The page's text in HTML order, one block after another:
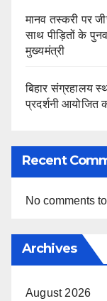
मानव तस्करी पर
साथ पीड़ितों के
मुख्यमंत्री
बिहार संग्रहालय
प्रदर्शनी आयोजित
Recent
No comments
Archives
August 2026